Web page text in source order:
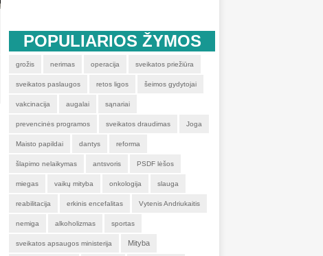
POPULIARIOS ŽYMOS
grožis nerimas operacija sveikatos priežiūra
sveikatos paslaugos retos ligos šeimos gydytojai
vakcinacija augalai sąnariai
prevencinės programos sveikatos draudimas Joga
Maisto papildai dantys reforma
šlapimo nelaikymas antsvoris PSDF lėšos
miegas vaikų mityba onkologija slauga
reabilitacija erkinis encefalitas Vytenis Andriukaitis
nemiga alkoholizmas sportas
sveikatos apsaugos ministerija Mityba